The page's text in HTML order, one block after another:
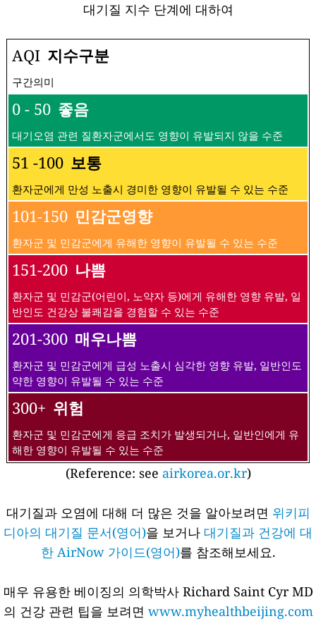
대기질 지수 단계에 대하여
AQI 지수구분
구간의미
0 - 50 좋음
대기오염 관련 질환자군에서도 영향이 유발되지 않을 수준
51 -100 보통
환자군에게 만성 노출시 경미한 영향이 유발될 수 있는 수준
101-150 민감군영향
환자군 및 민감군에게 유해한 영향이 유발될 수 있는 수준
151-200 나쁨
환자군 및 민감군(어린이, 노약자 등)에게 유해한 영향 유발, 일
반인도 건강상 불쾌감을 경험할 수 있는 수준
201-300 매우나쁨
환자군 및 민감군에게 급성 노출시 심각한 영향 유발, 일반인도
약한 영향이 유발될 수 있는 수준
300+ 위험
환자군 및 민감군에게 응급 조치가 발생되거나, 일반인에게 유
해한 영향이 유발될 수 있는 수준
(Reference: see airkorea.or.kr)
대기질과 오염에 대해 더 많은 것을 알아보려면 위키피
디아의 대기질 문서(영어)을 보거나 대기질과 건강에 대
한 AirNow 가이드(영어)를 참조해보세요.
매우 유용한 베이징의 의학박사 Richard Saint Cyr MD
의 건강 관련 팁을 보려면 www.myhealthbeijing.com